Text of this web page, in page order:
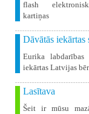
flash
kartiņas
Dāvātās iekārtas
Eurika labdarības
iekārtas Latvijas
Lasītava
Šeit ir mūsu